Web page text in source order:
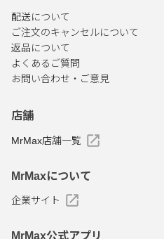
配送について
ご注文のキャンセルについて
返品について
よくあるご質問
お問い合わせ・ご意見
店舗
MrMax店舗一覧
MrMaxについて
企業サイト
MrMax公式アプリ